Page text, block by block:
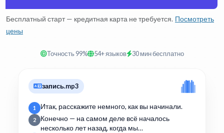
Бесплатный старт — кредитная карта не требуется. Посмотреть
цены
Точность 99% 54+ языков 30 мин бесплатно
запись.mp3
1 Итак, расскажите немного, как вы начинали.
2
Конечно — на самом деле всё началось
несколько лет назад, когда мы…